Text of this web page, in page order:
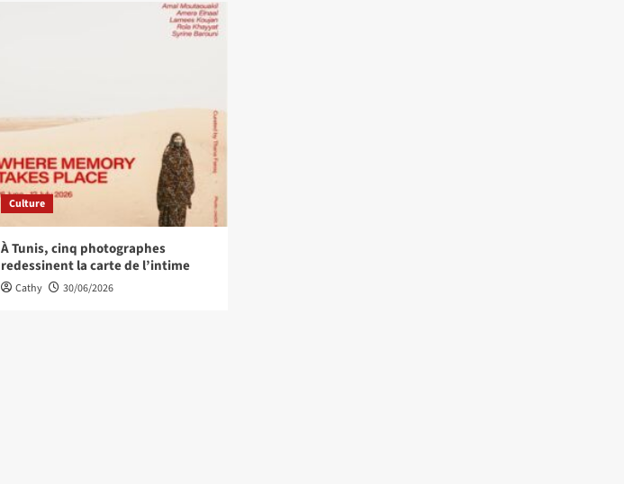
Culture
À Tunis, cinq photographes
redessinent la carte de l’intime
Cathy 30/06/2026